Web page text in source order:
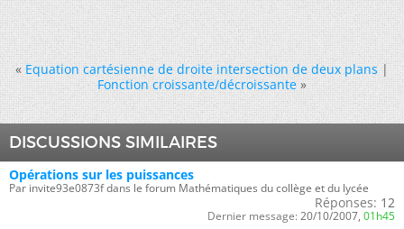
« Equation cartésienne de droite intersection de deux plans|
Fonction croissante/décroissante »
DISCUSSIONS SIMILAIRES
Opérations sur les puissances
Par invite93e0873f dans le forum Mathématiques du collège et du lycée
Réponses: 12
Dernier message: 20/10/2007, 01h45